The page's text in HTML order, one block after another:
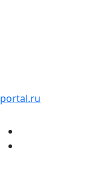
portal.ru